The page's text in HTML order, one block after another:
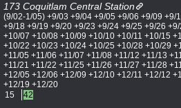
173 Coquitlam Central Station
(9/02-1/05) +9/03 +9/04 +9/05 +9/06 +9/09 +9/
+9/18 +9/19 +9/20 +9/23 +9/24 +9/25 +9/26
+10/07 +10/08 +10/09 +10/10 +10/11 +10/15
+10/22 +10/23 +10/24 +10/25 +10/28 +10/29
+11/05 +11/06 +11/07 +11/08 +11/12 +11/13
+11/21 +11/22 +11/25 +11/26 +11/27 +11/28
+12/05 +12/06 +12/09 +12/10 +12/11 +12/12
+12/19 +12/20
15
42